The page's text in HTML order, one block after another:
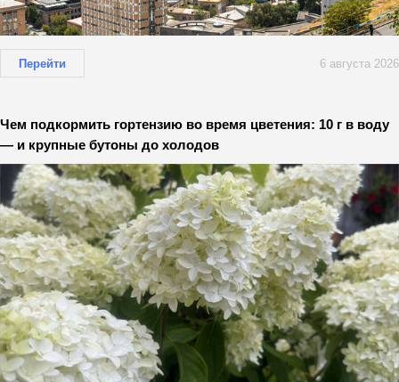
Перейти 6 августа 2026
Чем подкормить гортензию во время цветения: 10 г в воду
— и крупные бутоны до холодов